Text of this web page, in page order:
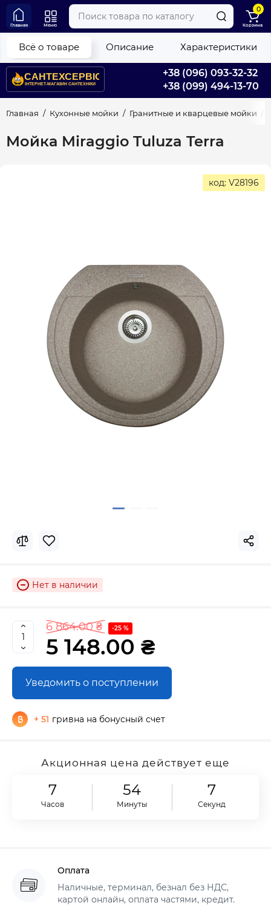
+38 (096) 093-32-32
+38 (099) 494-13-70
Главная Меню
0
Корзина
Главная Кухонные мойки Гранитные и кварцевые мойки
Мойка Miraggio Tuluza Terra
Всё о товаре Описание Характеристики
код: V28196
Нет в наличии
6 864.00 ₴ -25 %
5 148.00 ₴
Уведомить о поступлении
+ 51 гривна на бонусный счет
Акционная цена действует еще
7
Часов
54
Минуты
6
Секунд
Оплата
Наличные, терминал, безнал без НДС,
картой онлайн, оплата частями, кредит.